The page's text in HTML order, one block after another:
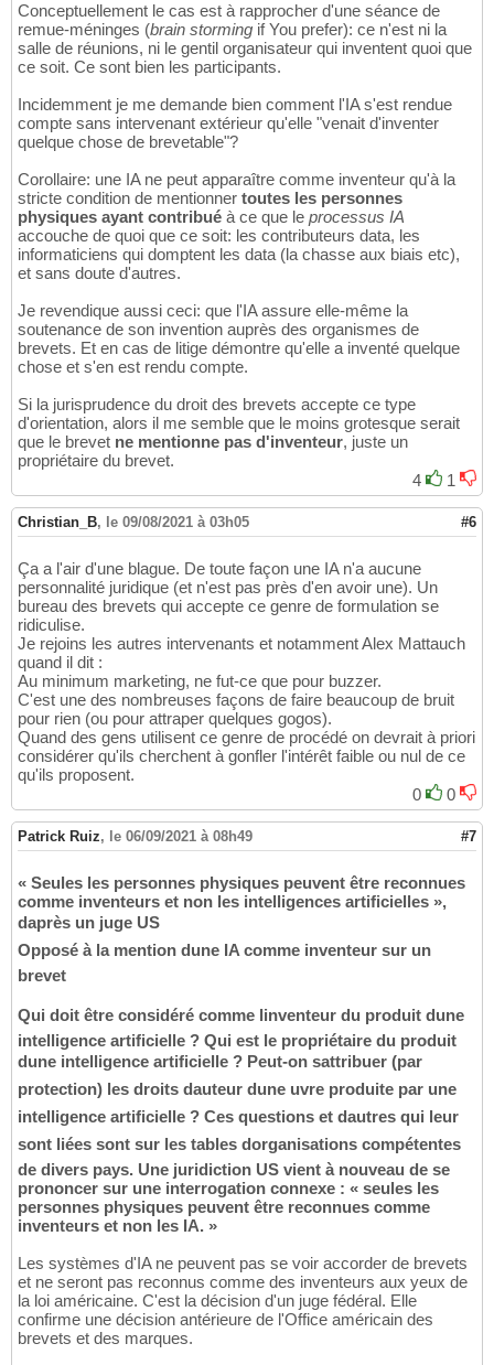
Conceptuellement le cas est à rapprocher d'une séance de
remue-méninges (brain storming if You prefer): ce n'est ni la
salle de réunions, ni le gentil organisateur qui inventent quoi que
ce soit. Ce sont bien les participants.
Incidemment je me demande bien comment l'IA s'est rendue
compte sans intervenant extérieur qu'elle "venait d'inventer
quelque chose de brevetable"?
Corollaire: une IA ne peut apparaître comme inventeur qu'à la
stricte condition de mentionner toutes les personnes
physiques ayant contribué à ce que le processus IA
accouche de quoi que ce soit: les contributeurs data, les
informaticiens qui domptent les data (la chasse aux biais etc),
et sans doute d'autres.
Je revendique aussi ceci: que l'IA assure elle-même la
soutenance de son invention auprès des organismes de
brevets. Et en cas de litige démontre qu'elle a inventé quelque
chose et s'en est rendu compte.
Si la jurisprudence du droit des brevets accepte ce type
d'orientation, alors il me semble que le moins grotesque serait
que le brevet ne mentionne pas d'inventeur, juste un
propriétaire du brevet.
4
1
Christian_B, le 09/08/2021 à 03h05 #6
Ça a l'air d'une blague. De toute façon une IA n'a aucune
personnalité juridique (et n'est pas près d'en avoir une). Un
bureau des brevets qui accepte ce genre de formulation se
ridiculise.
Je rejoins les autres intervenants et notamment Alex Mattauch
quand il dit :
Au minimum marketing, ne fut-ce que pour buzzer.
C'est une des nombreuses façons de faire beaucoup de bruit
pour rien (ou pour attraper quelques gogos).
Quand des gens utilisent ce genre de procédé on devrait à priori
considérer qu'ils cherchent à gonfler l'intérêt faible ou nul de ce
qu'ils proposent.
0
0
Patrick Ruiz, le 06/09/2021 à 08h49 #7
« Seules les personnes physiques peuvent être reconnues
comme inventeurs et non les intelligences artificielles »,
daprès un juge US
Opposé à la mention dune IA comme inventeur sur un
brevet
Qui doit être considéré comme linventeur du produit dune
intelligence artificielle ? Qui est le propriétaire du produit
dune intelligence artificielle ? Peut-on sattribuer (par
protection) les droits dauteur dune uvre produite par une
intelligence artificielle ? Ces questions et dautres qui leur
sont liées sont sur les tables dorganisations compétentes
de divers pays. Une juridiction US vient à nouveau de se
prononcer sur une interrogation connexe : « seules les
personnes physiques peuvent être reconnues comme
inventeurs et non les IA. »
Les systèmes d'IA ne peuvent pas se voir accorder de brevets
et ne seront pas reconnus comme des inventeurs aux yeux de
la loi américaine. C'est la décision d'un juge fédéral. Elle
confirme une décision antérieure de l'Office américain des
brevets et des marques.